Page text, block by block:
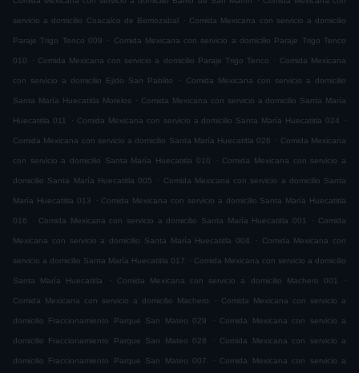
servicio a domicilio Coacalco de Berriozabal . Comida Mexicana con servicio a domicilio
Paraje Trigo Tenco 009 . Comida Mexicana con servicio a domicilio Paraje Trigo Tenco
010 . Comida Mexicana con servicio a domicilio Paraje Trigo Tenco . Comida Mexicana
con servicio a domicilio Ejido San Pablito . Comida Mexicana con servicio a domicilio
Santa María Huecatitla Morelos . Comida Mexicana con servicio a domicilio Santa María
Huecatitla 011 . Comida Mexicana con servicio a domicilio Santa María Huecatitla 024 .
Comida Mexicana con servicio a domicilio Santa María Huecatitla 026 . Comida Mexicana
con servicio a domicilio Santa María Huecatitla 010 . Comida Mexicana con servicio a
domicilio Santa María Huecatitla 005 . Comida Mexicana con servicio a domicilio Santa
María Huecatitla 013 . Comida Mexicana con servicio a domicilio Santa María Huecatitla
016 . Comida Mexicana con servicio a domicilio Santa María Huecatitla 001 . Comida
Mexicana con servicio a domicilio Santa María Huecatitla 004 . Comida Mexicana con
servicio a domicilio Santa María Huecatitla 017 . Comida Mexicana con servicio a domicilio
Santa María Huecatitla . Comida Mexicana con servicio a domicilio Machero 001 .
Comida Mexicana con servicio a domicilio Machero . Comida Mexicana con servicio a
domicilio Fraccionamiento Parque San Mateo 029 . Comida Mexicana con servicio a
domicilio Fraccionamiento Parque San Mateo 028 . Comida Mexicana con servicio a
domicilio Fraccionamiento Parque San Mateo 007 . Comida Mexicana con servicio a